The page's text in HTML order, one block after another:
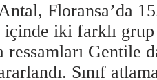
Floransa’da
içinde iki farklı
ressamları Gentile
Sınıf